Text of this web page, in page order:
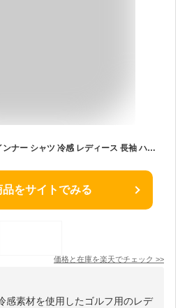
ゴルフウェア UVカット インナー シャツ 冷感 レディース 長袖 ハイネック UPF50+ ひんやり 涼しい ゴルフシャツ ラッシュガード インナー 吸汗速乾 通気 ゴルフ テニス ランニング 運動 日よけ 紫外線対策 日焼け防止 ストレッチ
品をサイトでみる
価格と在庫を楽天でチェック >>
感素材を使用したゴルフ用のレデ